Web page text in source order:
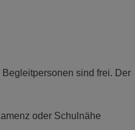
Begleitpersonen sind frei. Der
oder Schulnähe